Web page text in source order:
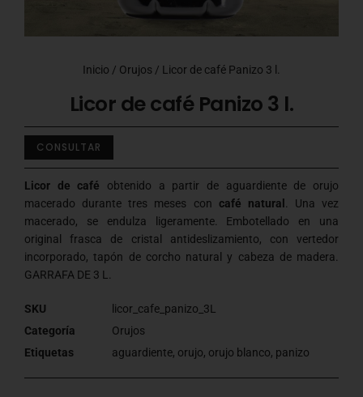
Inicio / Orujos / Licor de café Panizo 3 l.
Licor de café Panizo 3 l.
CONSULTAR
Licor de café obtenido a partir de aguardiente de orujo
macerado durante tres meses con café natural . Una vez
macerado, se endulza ligeramente. Embotellado en una
original frasca de cristal antideslizamiento, con vertedor
incorporado, tapón de corcho natural y cabeza de madera.
GARRAFA DE 3 L.
SKU
licor_cafe_panizo_3L
Categoría
Orujos
Etiquetas
aguardiente, orujo, orujo blanco, panizo